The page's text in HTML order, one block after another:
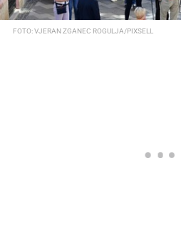
FOTO: VJERAN ZGANEC ROGULJA/PIXSELL